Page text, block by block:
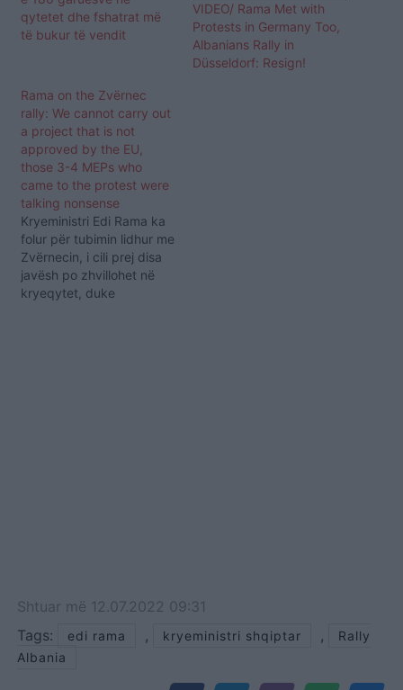
qytetet dhe fshatrat më
të bukur të vendit
VIDEO/ Rama Met with
Protests in Germany Too,
Albanians Rally in
Düsseldorf: Resign!
Rama on the Zvërnec
rally: We cannot carry out
a project that is not
approved by the EU,
those 3-4 MEPs who
came to the protest were
talking nonsense
Kryeministri Edi Rama ka
folur për tubimin lidhur me
Zvërnecin, i cili prej disa
javësh po zhvillohet në
kryeqytet, duke
Shtuar më 12.07.2022 09:31
Tags:
edi rama , kryeministri shqiptar ,
Rally
Albania